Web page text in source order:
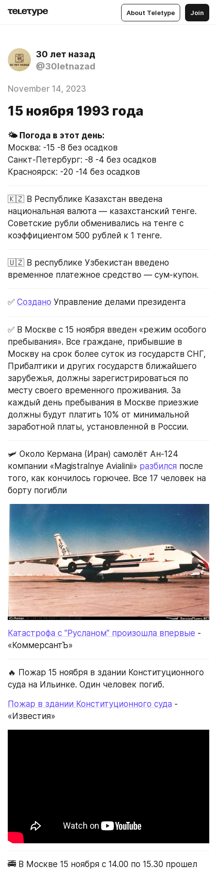
About Teletype Join
30 лет назад
@30letnazad
November 14, 2023
15 ноября 1993 года
Москва: -15 -8 без осадков
Санкт-Петербург: -8 -4 без осадков
Красноярск: -20 -14 без осадков
🇰🇿 В Республике Казахстан введена
национальная валюта — казахстанский тенге.
Советские рубли обменивались на тенге с
коэффициентом 500 рублей к 1 тенге.
🇺🇿 В республике Узбекистан введено
временное платежное средство — сум-купон.
✅ Создано Управление делами президента
✅ В Москве с 15 ноября введен «режим особого
пребывания». Все граждане, прибывшие в
Москву на срок более суток из государств СНГ,
Прибалтики и других государств ближайшего
зарубежья, должны зарегистрироваться по
месту своего временного проживания. За
каждый день пребывания в Москве приезжие
должны будут платить 10% от минимальной
заработной платы, установленной в России.
🛩 Около Кермана (Иран) самолёт Ан-124
компании «Magistralnye Avialinii» разбился после
того, как кончилось горючее. Все 17 человек на
борту погибли
Катастрофа с "Русланом" произошла впервые -
«КоммерсантЪ»
🔥 Пожар 15 ноября в здании Конституционного
суда на Ильинке. Один человек погиб.
Пожар в здании Конституционного суда -
«Известия»
🚎 В Москве 15 ноября с 14.00 по 15.30 прошел